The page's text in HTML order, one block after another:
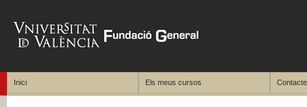
Inici Els meus cursos Contacte